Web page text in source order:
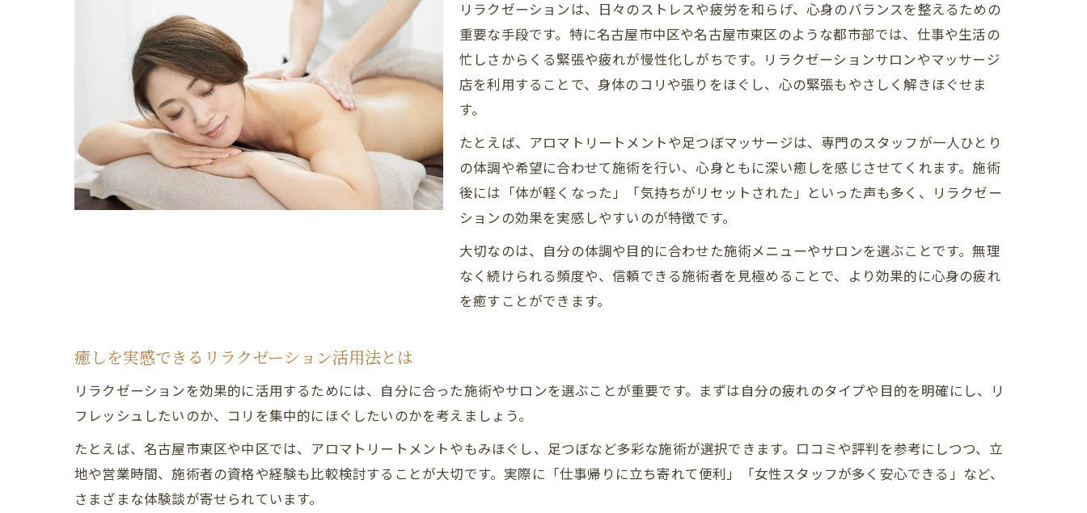
人気が高まるリラクゼーションの選び方とは
名古屋市東区で癒しを探すリラクゼーションのコツ
リラクゼーションがもたらす名古屋の癒し効果
名古屋で得られるリラクゼーションの健康効果
リラクゼーションが心身に与える癒しの理由
名古屋市東区のリラクゼーション体験が生む変化
癒し効果を高めるリラクゼーションの選び方
名古屋で注目される癒しリラクゼーション効果
名古屋市で人気のリラクゼーション活用術
リラクゼーションを賢く使う名古屋の活用術
名古屋の癒しを満喫するリラクゼーション術
リラクゼーションを日常に取り入れる工夫
癒し効果を引き出すリラクゼーションの流れ
自分に合う癒しを選ぶリーディングのコツ
リラクゼーション選びで重視すべき比較ポイント
癒しを実感するリラクゼーションの見極め方
リラクゼーションは、日々のストレスや疲労を和らげ、心身のバランスを整えるための
重要な手段です。特に名古屋市中区や名古屋市東区のような都市部では、仕事や生活の
忙しさからくる緊張や疲れが慢性化しがちです。リラクゼーションサロンやマッサージ
店を利用することで、身体のコリや張りをほぐし、心の緊張もやさしく解きほぐせま
す。
たとえば、アロマトリートメントや足つぼマッサージは、専門のスタッフが一人ひとり
の体調や希望に合わせて施術を行い、心身ともに深い癒しを感じさせてくれます。施術
後には「体が軽くなった」「気持ちがリセットされた」といった声も多く、リラクゼー
ションの効果を実感しやすいのが特徴です。
大切なのは、自分の体調や目的に合わせた施術メニューやサロンを選ぶことです。無理
なく続けられる頻度や、信頼できる施術者を見極めることで、より効果的に心身の疲れ
を癒すことができます。
癒しを実感できるリラクゼーション活用法とは
リラクゼーションを効果的に活用するためには、自分に合った施術やサロンを選ぶことが重要です。まずは自分の疲れのタイプや目的を明確にし、リ
フレッシュしたいのか、コリを集中的にほぐしたいのかを考えましょう。
たとえば、名古屋市東区や中区では、アロマトリートメントやもみほぐし、足つぼなど多彩な施術が選択できます。口コミや評判を参考にしつつ、立
地や営業時間、施術者の資格や経験も比較検討することが大切です。実際に「仕事帰りに立ち寄れて便利」「女性スタッフが多く安心できる」など、
さまざまな体験談が寄せられています。